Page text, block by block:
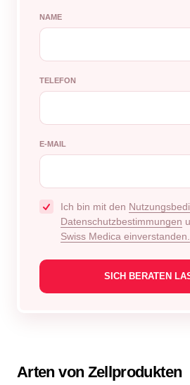
NAME
TELEFON
E-MAIL
Ich bin mit den
Datenschutzbestimmungen
Swiss Medica einverstanden.
Arten von Zellprodukten